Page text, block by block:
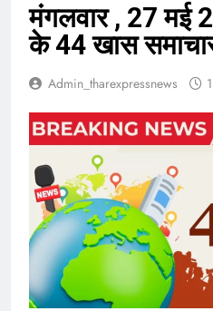
मंगलवार , 27 मई
के 44 खास
Admin_tharexpressnews